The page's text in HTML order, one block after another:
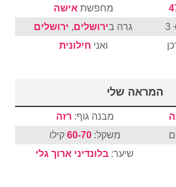
מחפשת אישה
גרה בירושלים, ירושלים
ואני חילונית
המראה שלי
מבנה גוף: רזה
משקל:60-70 קילו
שיער: בלונדיני ארוך גלי